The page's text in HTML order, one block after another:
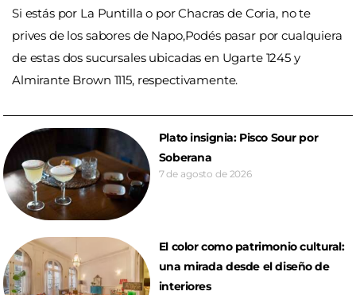
Si estás por La Puntilla o por Chacras de Coria, no te
prives de los sabores de Napo,Podés pasar por cualquiera
de estas dos sucursales ubicadas en Ugarte 1245 y
Almirante Brown 1115, respectivamente.
Plato insignia: Pisco Sour por
Soberana
7 de agosto de 2026
El color como patrimonio cultural:
una mirada desde el diseño de
interiores